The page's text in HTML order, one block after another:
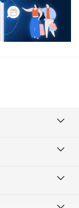
， 2
於阿
區，